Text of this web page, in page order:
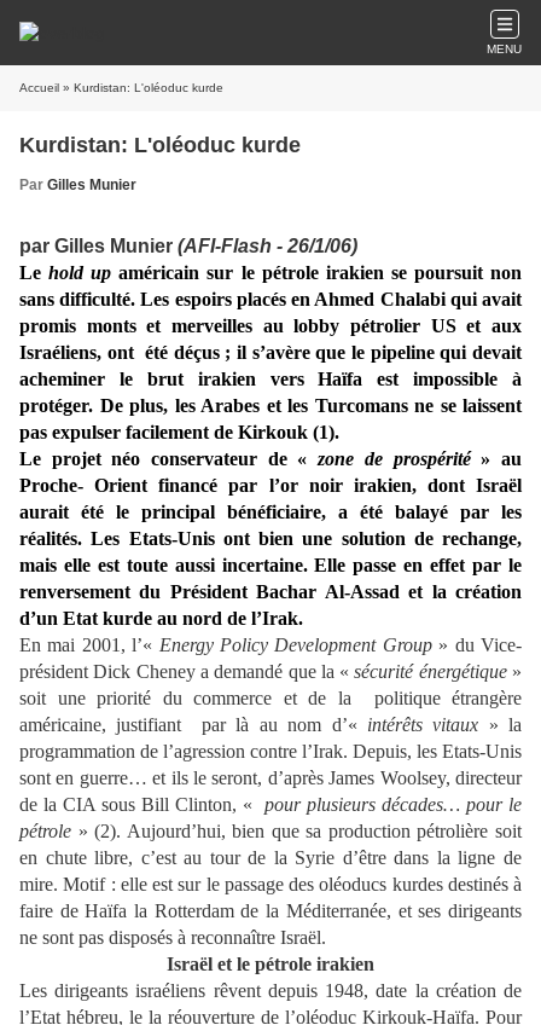
MENU
Accueil » Kurdistan: L'oléoduc kurde
Kurdistan: L'oléoduc kurde
Par Gilles Munier
par Gilles Munier (AFI-Flash - 26/1/06)
Lehold up américain sur le pétrole irakien se poursuit non
sans difficulté. Les espoirs placés en Ahmed Chalabi qui avait
promis monts et merveilles au lobby pétrolier US et aux
Israéliens, ont été déçus ; il s’avère que le pipeline qui devait
acheminer le brut irakien vers Haïfa est impossible à
protéger. De plus, les Arabes et les Turcomans ne se laissent
pas expulser facilement de Kirkouk (1).
Le projet néo conservateur de «zone de prospérité» au
Proche- Orient financé par l’or noir irakien, dont Israël
aurait été le principal bénéficiaire, a été balayé par les
réalités. Les Etats-Unis ont bien une solution de rechange,
mais elle est toute aussi incertaine. Elle passe en effet par le
renversement du Président Bachar Al-Assad et la création
d’un Etat kurde au nord de l’Irak.
En mai 2001, l’« Energy Policy Development Group» du Vice-
président Dick Cheney a demandé que la «sécurité énergétique»
soit une priorité du commerce et de la politique étrangère
américaine, justifiant par là au nom d’« intérêts vitaux » la
programmation de l’agression contre l’Irak. Depuis, les Etats-Unis
sont en guerre… et ils le seront, d’après James Woolsey, directeur
de la CIA sous Bill Clinton, « pour plusieurs décades… pour le
pétrole » (2). Aujourd’hui, bien que sa production pétrolière soit
en chute libre, c’est au tour de la Syrie d’être dans la ligne de
mire. Motif : elle est sur le passage des oléoducs kurdes destinés à
faire de Haïfa la Rotterdam de la Méditerranée, et ses dirigeants
ne sont pas disposés à reconnaître Israël.
Israël et le pétrole irakien
Les dirigeants israéliens rêvent depuis 1948, date la création de
l’Etat hébreu, le la réouverture de l’oléoduc Kirkouk-Haïfa. Pour